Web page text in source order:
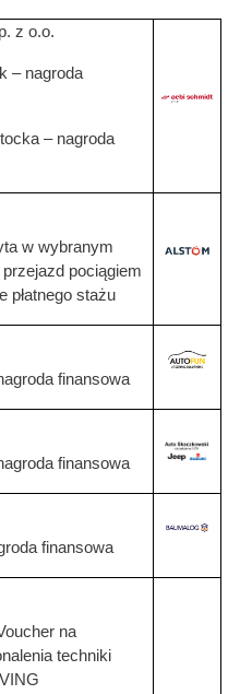
z o.o.
– nagroda
– nagroda
Grafika
w wybranym
pociągiem
płatnego stażu
Grafika
finansowa
Grafika
finansowa
finansowa
Grafika
na
techniki